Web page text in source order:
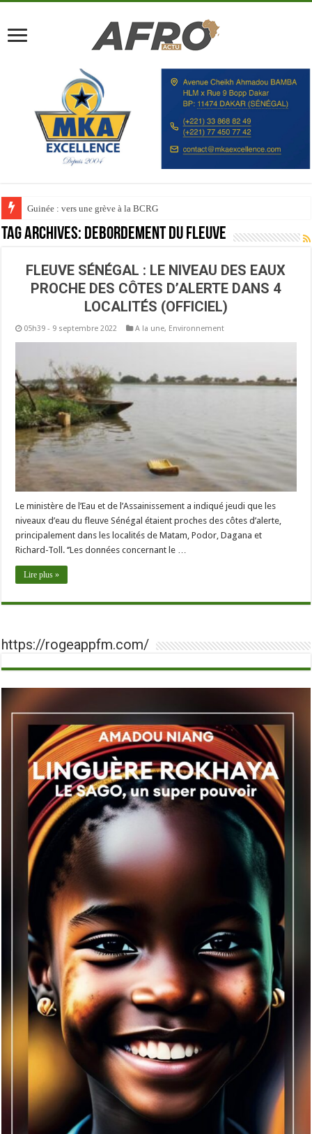
Guinée : vers une grève à la BCRG
Tag Archives: Debordement du Fleuve
FLEUVE SÉNÉGAL : LE NIVEAU DES EAUX
PROCHE DES CÔTES D’ALERTE DANS 4
LOCALITÉS (OFFICIEL)
05h39 - 9 septembre 2022 A la une, Environnement
Le ministère de l’Eau et de l’Assainissement a indiqué jeudi que les
niveaux d’eau du fleuve Sénégal étaient proches des côtes d’alerte,
principalement dans les localités de Matam, Podor, Dagana et
Richard-Toll. ‘’Les données concernant le …
Lire plus »
https://rogeappfm.com/